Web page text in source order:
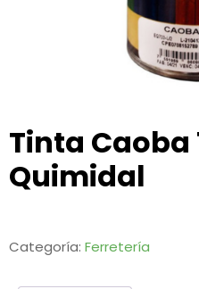
Tinta Caoba
Quimidal
Categoría: Ferretería